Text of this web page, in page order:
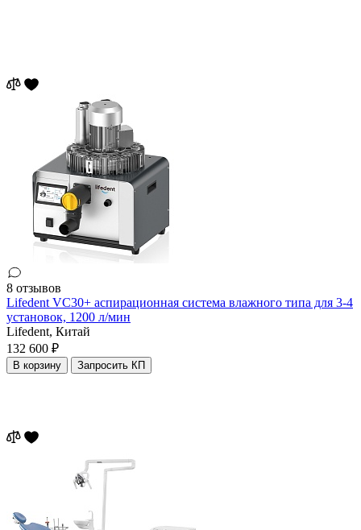
8 отзывов
Lifedent VC30+ аспирационная система влажного типа для 3-4
установок, 1200 л/мин
Lifedent, Китай
132 600 ₽
В корзину Запросить КП